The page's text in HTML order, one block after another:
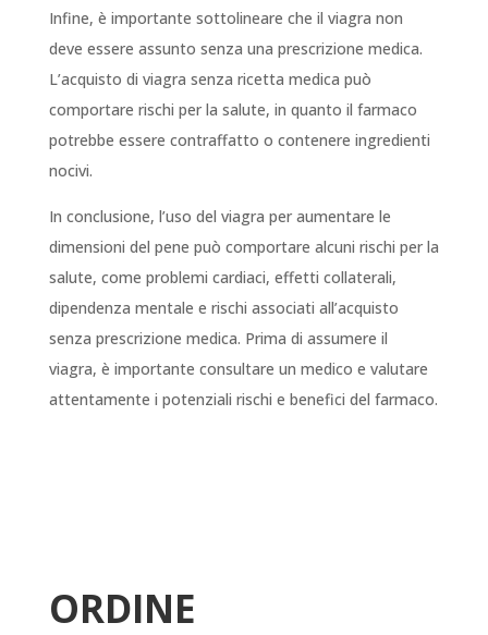
Infine, è importante sottolineare che il viagra non
deve essere assunto senza una prescrizione medica.
L’acquisto di viagra senza ricetta medica può
comportare rischi per la salute, in quanto il farmaco
potrebbe essere contraffatto o contenere ingredienti
nocivi.
In conclusione, l’uso del viagra per aumentare le
dimensioni del pene può comportare alcuni rischi per la
salute, come problemi cardiaci, effetti collaterali,
dipendenza mentale e rischi associati all’acquisto
senza prescrizione medica. Prima di assumere il
viagra, è importante consultare un medico e valutare
attentamente i potenziali rischi e benefici del farmaco.
ORDINE